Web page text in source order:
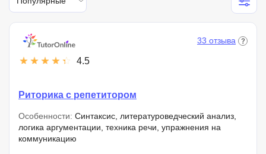
4.5
33 отзыва
Риторика с репетитором
Особенности: Синтаксис, литературоведческий анализ,
логика аргументации, техника речи, упражнения на
коммуникацию